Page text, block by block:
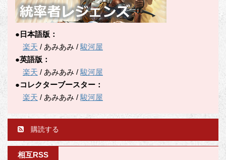
●日本語版：
楽天 / あみあみ /駿河屋
●英語版：
楽天 / あみあみ /駿河屋
●コレクターブースター：
楽天 / あみあみ /駿河屋
購読する
相互RSS